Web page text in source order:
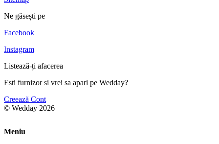
Ne găsești pe
Facebook
Instagram
Listează-ți afacerea
Esti furnizor si vrei sa apari pe Wedday?
Creează Cont
© Wedday 2026
Meniu